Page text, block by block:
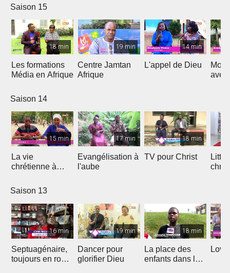
Saison 15
18 min
Les formations
Média en Afrique
19 min
Centre Jamtan
Afrique
14 min
L'appel de Dieu
Mon
avec
Saison 14
15 min
La vie
chrétienne à
17 min
Evangélisation à
l'aube
18 min
TV pour Christ
Saison 13
16 min
Septuagénaire,
toujours en route
19 min
Dancer pour
glorifier Dieu
18 min
La place des
enfants dans le